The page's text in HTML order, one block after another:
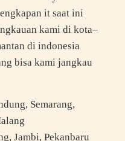
it saat ini
kami di kota–
di indonesia
bisa kami jangkau
Semarang,
Jambi, Pekanbaru